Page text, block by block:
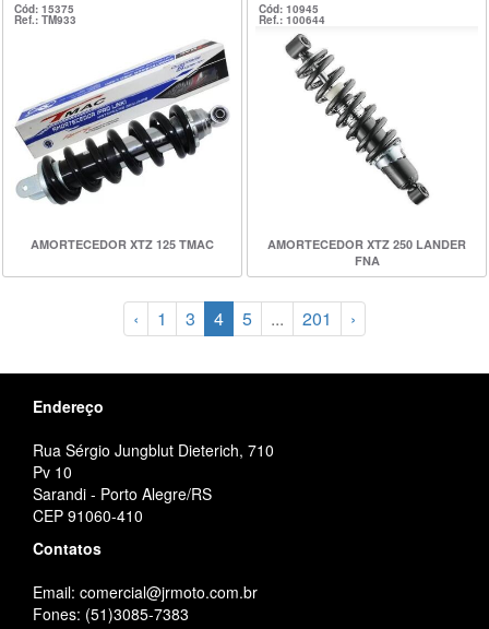
Cód: 15375
Ref.: TM933
AMORTECEDOR XTZ 125 TMAC
Cód: 10945
Ref.: 100644
AMORTECEDOR XTZ 250 LANDER
FNA
‹ 1 3 4 5 ... 201 ›
Endereço
Rua Sérgio Jungblut Dieterich, 710
Pv 10
Sarandi - Porto Alegre/RS
CEP 91060-410
Contatos
Email: comercial@jrmoto.com.br
Fones: (51)3085-7383